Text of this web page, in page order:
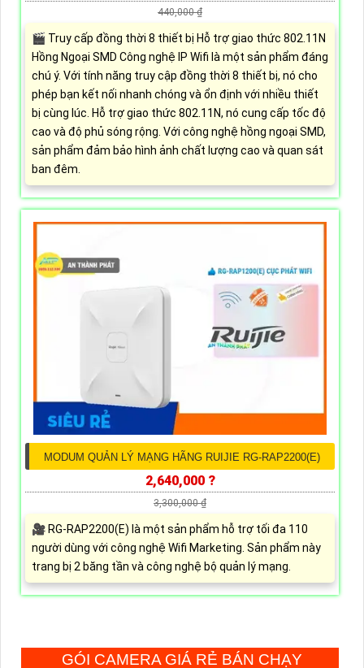
440,000 ₫
🎬 Truy cấp đồng thời 8 thiết bị Hỗ trợ giao thức 802.11N
Hồng Ngoại SMD Công nghệ IP Wifi là một sản phẩm đáng
chú ý. Với tính năng truy cập đồng thời 8 thiết bị, nó cho
phép bạn kết nối nhanh chóng và ổn định với nhiều thiết
bị cùng lúc. Hỗ trợ giao thức 802.11N, nó cung cấp tốc độ
cao và độ phủ sóng rộng. Với công nghệ hồng ngoại SMD,
sản phẩm đảm bảo hình ảnh chất lượng cao và quan sát
ban đêm.
MODUM QUẢN LÝ MẠNG HÃNG RUIJIE RG-RAP2200(E)
2,640,000 ?
3,300,000 ₫
🎥 RG-RAP2200(E) là một sản phẩm hỗ trợ tối đa 110
người dùng với công nghệ Wifi Marketing. Sản phẩm này
trang bị 2 băng tần và công nghệ bộ quản lý mạng.
GÓI CAMERA GIÁ RẺ BÁN CHẠY